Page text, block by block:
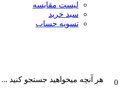
لیست مقایسه
سبد خرید
تسویه حساب
هر آنچه میخواهید جستجو کنید ...
0